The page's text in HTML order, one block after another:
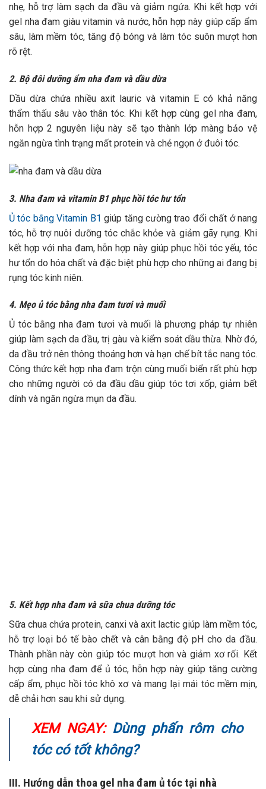
nhẹ, hỗ trợ làm sạch da đầu và giảm ngứa. Khi kết hợp với
gel nha đam giàu vitamin và nước, hỗn hợp này giúp cấp ẩm
sâu, làm mềm tóc, tăng độ bóng và làm tóc suôn mượt hơn
rõ rệt.
2. Bộ đôi dưỡng ẩm nha đam và dầu dừa
Dầu dừa chứa nhiều axit lauric và vitamin E có khả năng
thẩm thấu sâu vào thân tóc. Khi kết hợp cùng gel nha đam,
hỗn hợp 2 nguyên liệu này sẽ tạo thành lớp màng bảo vệ
ngăn ngừa tình trạng mất protein và chẻ ngọn ở đuôi tóc.
3. Nha đam và vitamin B1 phục hồi tóc hư tổn
Ủ tóc bằng Vitamin B1 giúp tăng cường trao đổi chất ở nang
tóc, hỗ trợ nuôi dưỡng tóc chắc khỏe và giảm gãy rụng. Khi
kết hợp với nha đam, hỗn hợp này giúp phục hồi tóc yếu, tóc
hư tổn do hóa chất và đặc biệt phù hợp cho những ai đang bị
rụng tóc kinh niên.
4. Mẹo ủ tóc bằng nha đam tươi và muối
Ủ tóc bằng nha đam tươi và muối là phương pháp tự nhiên
giúp làm sạch da đầu, trị gàu và kiểm soát dầu thừa. Nhờ đó,
da đầu trở nên thông thoáng hơn và hạn chế bít tắc nang tóc.
Công thức kết hợp nha đam trộn cùng muối biển rất phù hợp
cho những người có da đầu dầu giúp tóc tơi xốp, giảm bết
dính và ngăn ngừa mụn da đầu.
5. Kết hợp nha đam và sữa chua dưỡng tóc
Sữa chua chứa protein, canxi và axit lactic giúp làm mềm tóc,
hỗ trợ loại bỏ tế bào chết và cân bằng độ pH cho da đầu.
Thành phần này còn giúp tóc mượt hơn và giảm xơ rối. Kết
hợp cùng nha đam để ủ tóc, hỗn hợp này giúp tăng cường
cấp ẩm, phục hồi tóc khô xơ và mang lại mái tóc mềm mịn,
dễ chải hơn sau khi sử dụng.
XEM NGAY: Dùng phấn rôm cho
tóc có tốt không?
III. Hướng dẫn thoa gel nha đam ủ tóc tại nhà